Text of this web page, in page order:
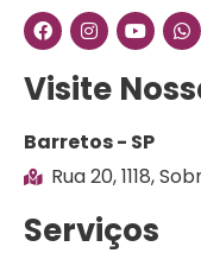
Visite
Barretos - SP
Rua 20, 1118,
Serviços